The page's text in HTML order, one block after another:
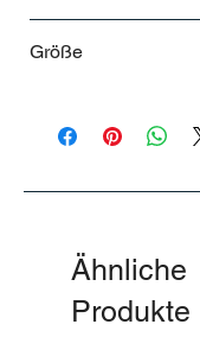
Größe
Ähnliche
Produkte